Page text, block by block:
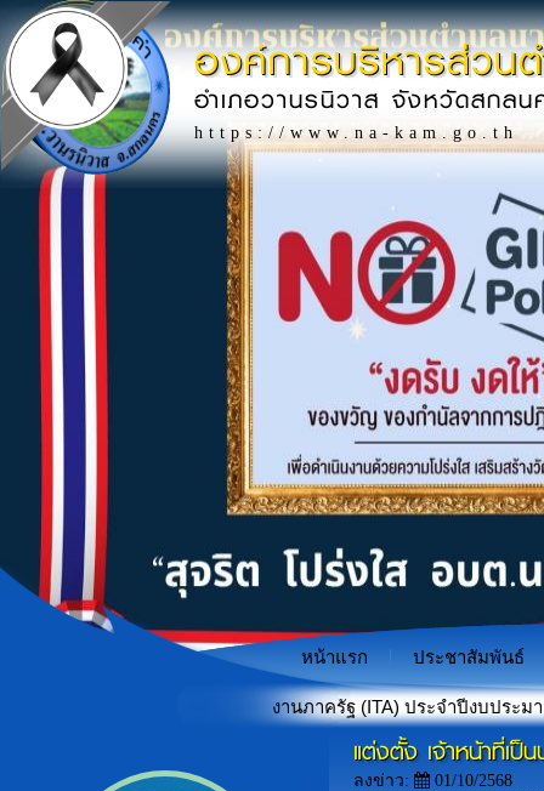
องค์การบริหารส่วน
อำเภอวานรนิวาส จังหวัดสกลน
https://www.na-kam.go.th
"เกราะป้องกันภัยไซเบอร์สำหรั
นินงานของหน่วยงานภาครัฐ (ITA) ประจำปีงบประมาณ พ.ศ. 2569
หน้าแรก ประชาสัมพันธ์
แต่งตั้ง เจ้าหน้าที่เ
ลงข่าว: 01/10/2568